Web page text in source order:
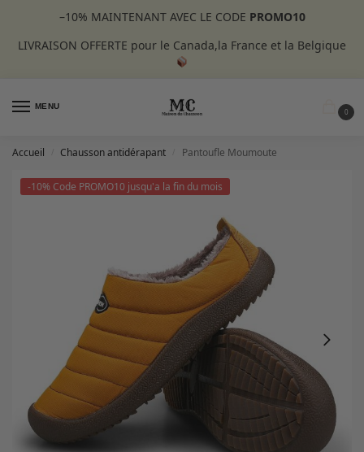
–10% MAINTENANT AVEC LE CODE PROMO10
LIVRAISON OFFERTE pour le Canada,la France et la Belgique
MENU
0
Accueil Chausson antidérapant Pantoufle Moumoute
-10% Code PROMO10 jusqu'a la fin du mois